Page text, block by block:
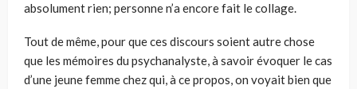
absolument rien; personne n’a encore fait le collage.
Tout de même, pour que ces discours soient autre chose
que les mémoires du psychanalyste, à savoir évoquer le cas
d’une jeune femme chez qui, à ce propos, on voyait bien que